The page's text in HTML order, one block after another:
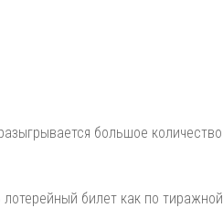
большое количество
лотерейный билет как по тиражной